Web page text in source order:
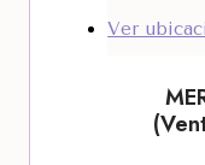
Ver